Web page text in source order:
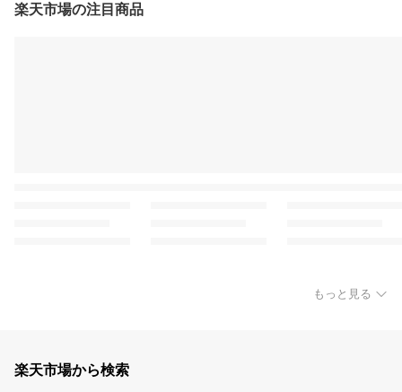
楽天市場の注目商品
もっと見る
楽天市場から検索